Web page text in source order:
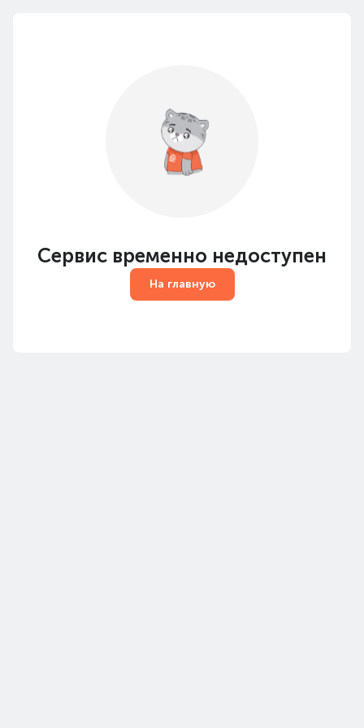
Сервис временно недоступен
На главную